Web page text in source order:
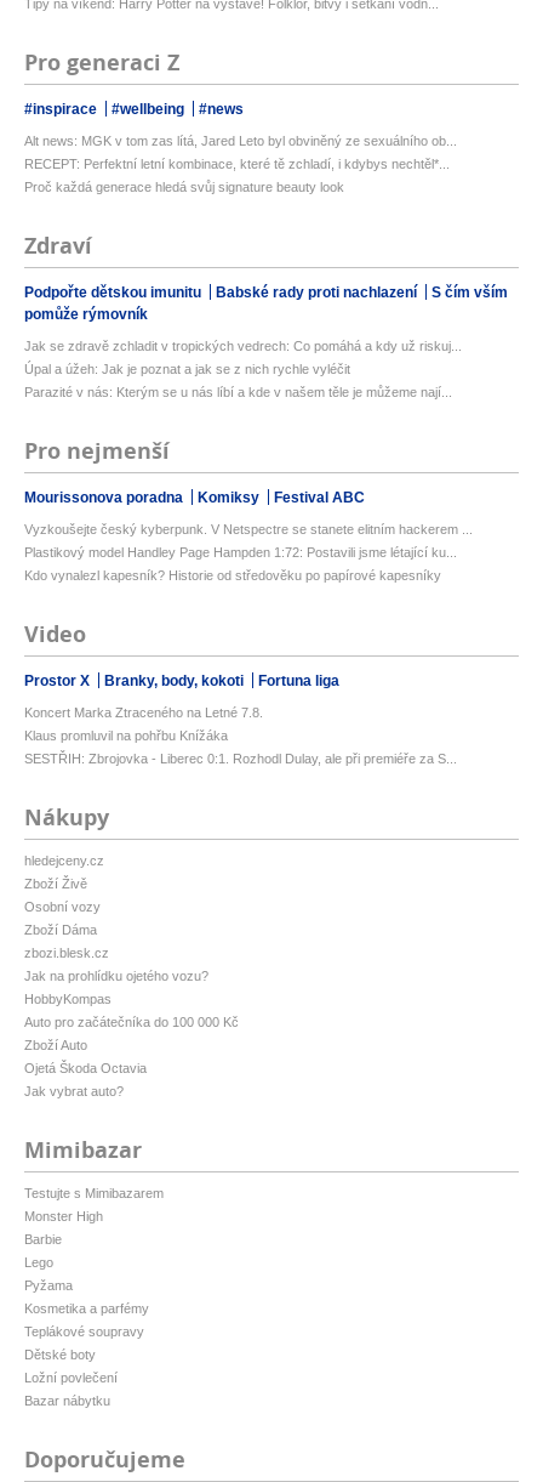
Tipy na víkend: Harry Potter na výstavě! Folklor, bitvy i setkání vodn...
Pro generaci Z
#inspirace #wellbeing #news
Alt news: MGK v tom zas lítá, Jared Leto byl obviněný ze sexuálního ob...
RECEPT: Perfektní letní kombinace, které tě zchladí, i kdybys nechtěl*...
Proč každá generace hledá svůj signature beauty look
Zdraví
Podpořte dětskou imunitu Babské rady proti nachlazení
S čím vším
pomůže rýmovník
Jak se zdravě zchladit v tropických vedrech: Co pomáhá a kdy už riskuj...
Úpal a úžeh: Jak je poznat a jak se z nich rychle vyléčit
Parazité v nás: Kterým se u nás líbí a kde v našem těle je můžeme nají...
Pro nejmenší
Mourissonova poradna Komiksy Festival ABC
Vyzkoušejte český kyberpunk. V Netspectre se stanete elitním hackerem ...
Plastikový model Handley Page Hampden 1:72: Postavili jsme létající ku...
Kdo vynalezl kapesník? Historie od středověku po papírové kapesníky
Video
Prostor X Branky, body, kokoti Fortuna liga
Koncert Marka Ztraceného na Letné 7.8.
Klaus promluvil na pohřbu Knížáka
SESTŘIH: Zbrojovka - Liberec 0:1. Rozhodl Dulay, ale při premiéře za S...
Nákupy
hledejceny.cz
Zboží Živě
Osobní vozy
Zboží Dáma
zbozi.blesk.cz
Jak na prohlídku ojetého vozu?
HobbyKompas
Auto pro začátečníka do 100 000 Kč
Zboží Auto
Ojetá Škoda Octavia
Jak vybrat auto?
Mimibazar
Testujte s Mimibazarem
Monster High
Barbie
Lego
Pyžama
Kosmetika a parfémy
Teplákové soupravy
Dětské boty
Ložní povlečení
Bazar nábytku
Doporučujeme